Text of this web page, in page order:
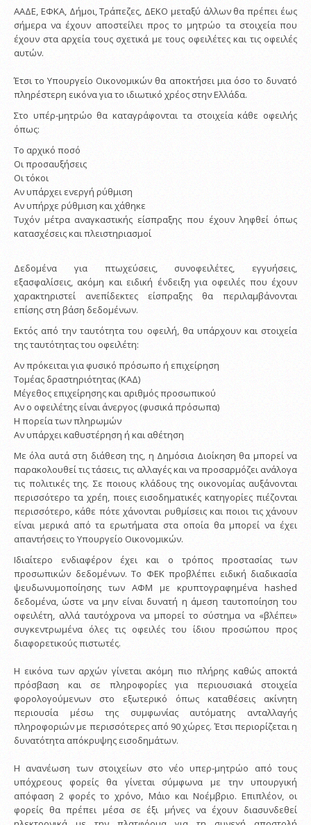
ΑΑΔΕ, ΕΦΚΑ, Δήμοι, Τράπεζες, ΔΕΚΟ μεταξύ άλλων θα πρέπει έως
σήμερα να έχουν αποστείλει προς το μητρώο τα στοιχεία που
έχουν στα αρχεία τους σχετικά με τους οφειλέτες και τις οφειλές
αυτών.
Έτσι το Υπουργείο Οικονομικών θα αποκτήσει μια όσο το δυνατό
πληρέστερη εικόνα για το ιδιωτικό χρέος στην Ελλάδα.
Στο υπέρ-μητρώο θα καταγράφονται τα στοιχεία κάθε οφειλής
όπως:
Το αρχικό ποσό
Οι προσαυξήσεις
Οι τόκοι
Αν υπάρχει ενεργή ρύθμιση
Αν υπήρχε ρύθμιση και χάθηκε
Τυχόν μέτρα αναγκαστικής είσπραξης που έχουν ληφθεί όπως
κατασχέσεις και πλειστηριασμοί
Δεδομένα για πτωχεύσεις, συνοφειλέτες, εγγυήσεις,
εξασφαλίσεις, ακόμη και ειδική ένδειξη για οφειλές που έχουν
χαρακτηριστεί ανεπίδεκτες είσπραξης θα περιλαμβάνονται
επίσης στη βάση δεδομένων.
Εκτός από την ταυτότητα του οφειλή, θα υπάρχουν και στοιχεία
της ταυτότητας του οφειλέτη:
Αν πρόκειται για φυσικό πρόσωπο ή επιχείρηση
Τομέας δραστηριότητας (ΚΑΔ)
Μέγεθος επιχείρησης και αριθμός προσωπικού
Αν ο οφειλέτης είναι άνεργος (φυσικά πρόσωπα)
Η πορεία των πληρωμών
Αν υπάρχει καθυστέρηση ή και αθέτηση
Με όλα αυτά στη διάθεση της, η Δημόσια Διοίκηση θα μπορεί να
παρακολουθεί τις τάσεις, τις αλλαγές και να προσαρμόζει ανάλογα
τις πολιτικές της. Σε ποιους κλάδους της οικονομίας αυξάνονται
περισσότερο τα χρέη, ποιες εισοδηματικές κατηγορίες πιέζονται
περισσότερο, κάθε πότε χάνονται ρυθμίσεις και ποιοι τις χάνουν
είναι μερικά από τα ερωτήματα στα οποία θα μπορεί να έχει
απαντήσεις το Υπουργείο Οικονομικών.
Ιδιαίτερο ενδιαφέρον έχει και ο τρόπος προστασίας των
προσωπικών δεδομένων. Το ΦΕΚ προβλέπει ειδική διαδικασία
ψευδωνυμοποίησης των ΑΦΜ με κρυπτογραφημένα hashed
δεδομένα, ώστε να μην είναι δυνατή η άμεση ταυτοποίηση του
οφειλέτη, αλλά ταυτόχρονα να μπορεί το σύστημα να «βλέπει»
συγκεντρωμένα όλες τις οφειλές του ίδιου προσώπου προς
διαφορετικούς πιστωτές.
Η εικόνα των αρχών γίνεται ακόμη πιο πλήρης καθώς αποκτά
πρόσβαση και σε πληροφορίες για περιουσιακά στοιχεία
φορολογούμενων στο εξωτερικό όπως καταθέσεις ακίνητη
περιουσία μέσω της συμφωνίας αυτόματης ανταλλαγής
πληροφοριών με περισσότερες από 90 χώρες. Έτσι περιορίζεται η
δυνατότητα απόκρυψης εισοδημάτων.
Η ανανέωση των στοιχείων στο νέο υπερ-μητρώο από τους
υπόχρεους φορείς θα γίνεται σύμφωνα με την υπουργική
απόφαση 2 φορές το χρόνο, Μάιο και Νοέμβριο. Επιπλέον, οι
φορείς θα πρέπει μέσα σε έξι μήνες να έχουν διασυνδεθεί